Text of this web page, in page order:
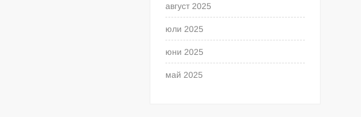
август 2025
юли 2025
юни 2025
май 2025